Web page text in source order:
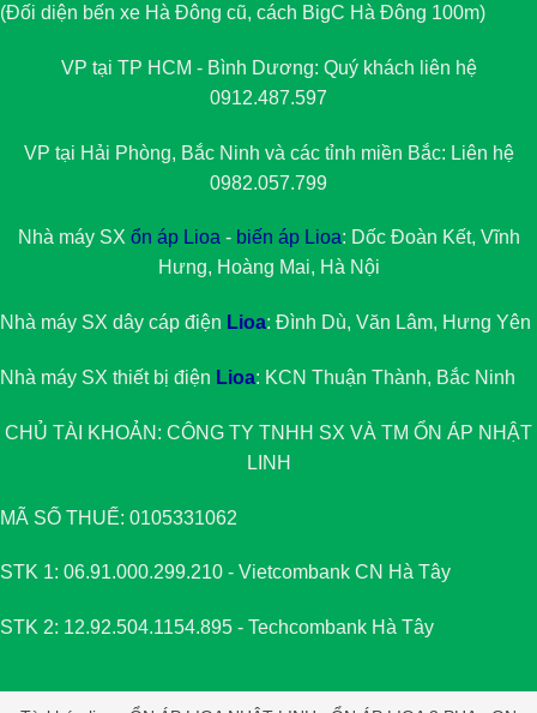
(Đối diện bến xe Hà Đông cũ, cách BigC Hà Đông 100m)
VP tại TP HCM - Bình Dương: Quý khách liên hệ
0912.487.597
VP tại Hải Phòng, Bắc Ninh và các tỉnh miền Bắc: Liên hệ
0982.057.799
Nhà máy SX ổn áp Lioa - biến áp Lioa: Dốc Đoàn Kết, Vĩnh
Hưng, Hoàng Mai, Hà Nội
Nhà máy SX dây cáp điện Lioa: Đình Dù, Văn Lâm, Hưng Yên
Nhà máy SX thiết bị điện Lioa: KCN Thuận Thành, Bắc Ninh
CHỦ TÀI KHOẢN: CÔNG TY TNHH SX VÀ TM ỔN ÁP NHẬT
LINH
MÃ SỐ THUẾ: 0105331062
STK 1: 06.91.000.299.210 - Vietcombank CN Hà Tây
STK 2: 12.92.504.1154.895 - Techcombank Hà Tây